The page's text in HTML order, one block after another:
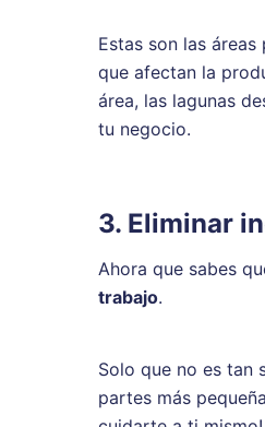
Estas son las
que afectan la
área, las lagunas
tu negocio.
3. Eliminar
Ahora que sabes
trabajo.
Solo que no es tan
partes más